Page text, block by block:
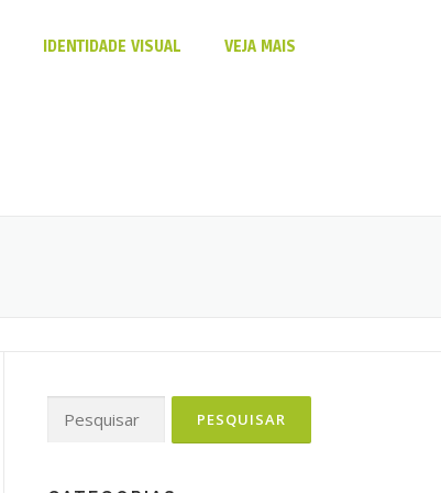
IDENTIDADE VISUAL VEJA MAIS